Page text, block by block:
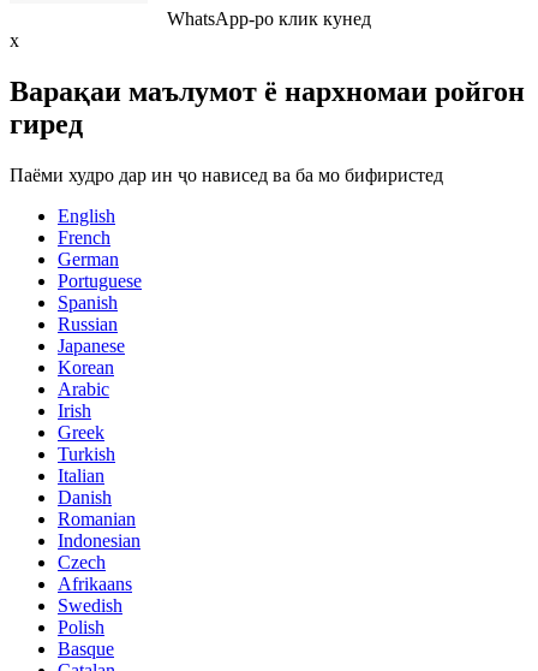
WhatsApp-ро клик кунед
x
Варақаи маълумот ё нархномаи ройгон
гиред
Паёми худро дар ин ҷо нависед ва ба мо бифиристед
English
French
German
Portuguese
Spanish
Russian
Japanese
Korean
Arabic
Irish
Greek
Turkish
Italian
Danish
Romanian
Indonesian
Czech
Afrikaans
Swedish
Polish
Basque